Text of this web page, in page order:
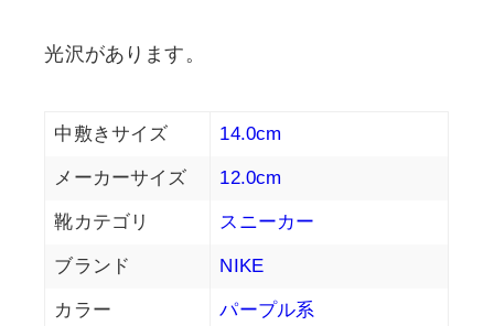
光沢があります。
中敷きサイズ 14.0cm
メーカーサイズ 12.0cm
靴カテゴリ スニーカー
ブランド NIKE
カラー パープル系